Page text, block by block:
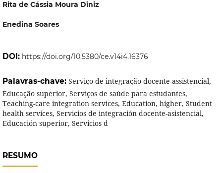
Rita de Cássia Moura Diniz
Enedina Soares
DOI: https://doi.org/10.5380/ce.v14i4.16376
Palavras-chave: Serviço de integração docente-assistencial,
Educação superior, Serviços de saúde para estudantes,
Teaching-care integration services, Education, higher, Student
health services, Servicios de integración docente-asistencial,
Educación superior, Servicios d
RESUMO